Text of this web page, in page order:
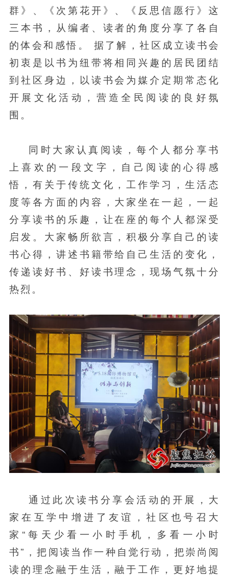
群》、《次第花开》、《反思信愿行》这
三本书，从编者、读者的角度分享了各自
的体会和感悟。 据了解，社区成立读书会
初衷是以书为纽带将相同兴趣的居民团结
到社区身边，以读书会为媒介定期常态化
开展文化活动，营造全民阅读的良好氛
围。
同时大家认真阅读，每个人都分享书
上喜欢的一段文字，自己阅读的心得感
悟，有关于传统文化，工作学习，生活态
度等各方面的内容，大家坐在一起，一起
分享读书的乐趣，让在座的每个人都深受
启发。大家畅所欲言，积极分享自己的读
书心得，讲述书籍带给自己生活的变化，
传递读好书、好读书理念，现场气氛十分
热烈。
通过此次读书分享会活动的开展，大
家在互学中增进了友谊，社区也号召大
家“每天少看一小时手机，多看一小时
书”，把阅读当作一种自觉行动，把崇尚阅
读的理念融于生活，融于工作，更好地提